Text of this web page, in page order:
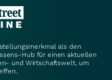
als den
Hub für einen aktuellen
und Wirtschaftswelt, um